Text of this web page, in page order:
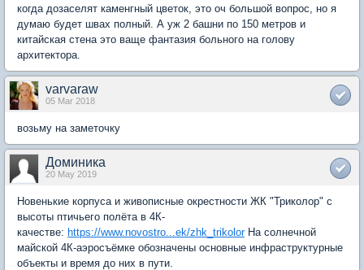
когда дозаселят каменгный цветок, это оч большой вопрос, но я
думаю будет швах полный. А уж 2 башни по 150 метров и
китайская стена это ваще фантазия больного на голову
архитектора.
varvaraw
05 Mar 2018
возьму на заметочку
Доминика
20 May 2019
Новенькие корпуса и живописные окрестности ЖК "Триколор" с
высоты птичьего полёта в 4К-
качестве: https://www.novostro...ek/zhk_trikolorНа солнечной
майской 4К-аэросъёмке обозначены основные инфраструктурные
объекты и время до них в пути.